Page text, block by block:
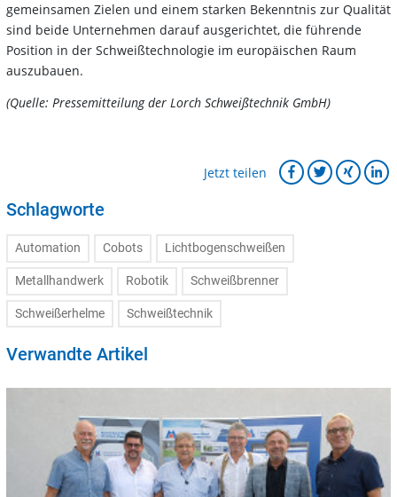
gemeinsamen Zielen und einem starken Bekenntnis zur Qualität
sind beide Unternehmen darauf ausgerichtet, die führende
Position in der Schweißtechnologie im europäischen Raum
auszubauen.
(Quelle: Pressemitteilung der Lorch Schweißtechnik GmbH)
Jetzt teilen
Schlagworte
Automation Cobots Lichtbogenschweißen
Metallhandwerk Robotik Schweißbrenner
Schweißerhelme Schweißtechnik
Verwandte Artikel